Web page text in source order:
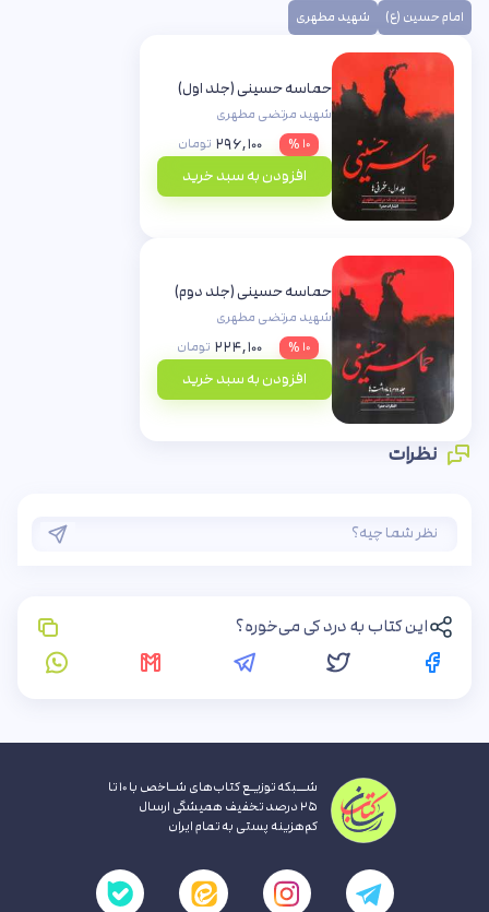
امام حسین (ع) شهید مطهری
حماسه حسینی (جلد اول)
شهید مرتضی مطهری
۱۰ %
۲۹۶,۱۰۰ تومان
افزودن به سبد خرید
حماسه حسینی (جلد دوم)
شهید مرتضی مطهری
۱۰ %
۲۲۴,۱۰۰ تومان
افزودن به سبد خرید
نظرات
این کتاب به درد کی می‌خوره؟
شــبکه توزیـع کتاب‌های شـاخص با ۱۰ تا
۲۵ درصد تخفیف همیشگی ارسال
کم‌هزینه پستی به تمام ایران